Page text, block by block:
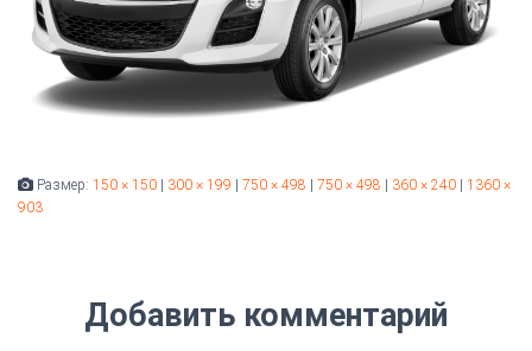
Размер: 150 × 150 | 300 × 199 | 750 × 498 | 750 × 498 | 360 × 240 | 1360 ×
903
Добавить комментарий